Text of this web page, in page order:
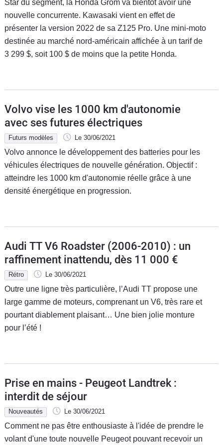
Star du segment, la Honda Grom va bientôt avoir une
nouvelle concurrente. Kawasaki vient en effet de
présenter la version 2022 de sa Z125 Pro. Une mini-moto
destinée au marché nord-américain affichée à un tarif de
3 299 $, soit 100 $ de moins que la petite Honda.
Volvo vise les 1000 km d'autonomie
avec ses futures électriques
Futurs modèles Le 30/06/2021
Volvo annonce le développement des batteries pour les
véhicules électriques de nouvelle génération. Objectif :
atteindre les 1000 km d'autonomie réelle grâce à une
densité énergétique en progression.
Audi TT V6 Roadster (2006-2010) : un
raffinement inattendu, dès 11 000 €
Rétro Le 30/06/2021
Outre une ligne très particulière, l’Audi TT propose une
large gamme de moteurs, comprenant un V6, très rare et
pourtant diablement plaisant… Une bien jolie monture
pour l’été !
Prise en mains - Peugeot Landtrek :
interdit de séjour
Nouveautés Le 30/06/2021
Comment ne pas être enthousiaste à l'idée de prendre le
volant d'une toute nouvelle Peugeot pouvant recevoir un